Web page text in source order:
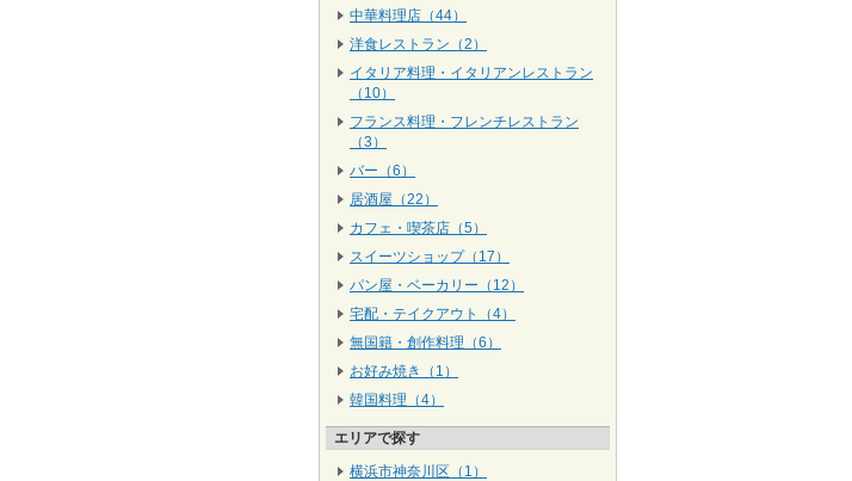
中華料理店（44）
洋食レストラン（2）
イタリア料理・イタリアンレストラン
（10）
フランス料理・フレンチレストラン
（3）
バー（6）
居酒屋（22）
カフェ・喫茶店（5）
スイーツショップ（17）
パン屋・ベーカリー（12）
宅配・テイクアウト（4）
無国籍・創作料理（6）
お好み焼き（1）
韓国料理（4）
エリアで探す
横浜市神奈川区（1）